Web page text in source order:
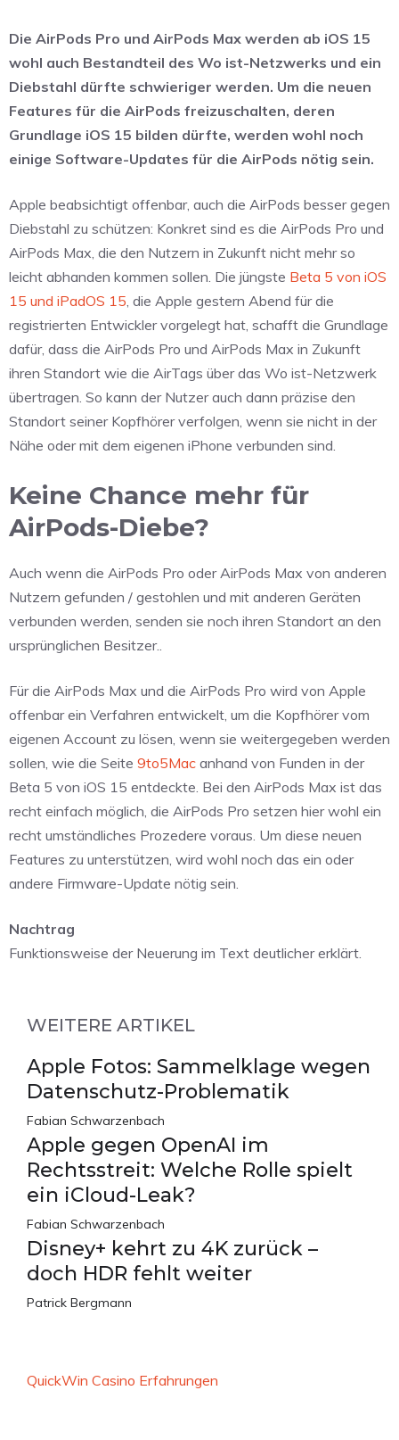
Die AirPods Pro und AirPods Max werden ab iOS 15
wohl auch Bestandteil des Wo ist-Netzwerks und ein
Diebstahl dürfte schwieriger werden. Um die neuen
Features für die AirPods freizuschalten, deren
Grundlage iOS 15 bilden dürfte, werden wohl noch
einige Software-Updates für die AirPods nötig sein.
Apple beabsichtigt offenbar, auch die AirPods besser gegen
Diebstahl zu schützen: Konkret sind es die AirPods Pro und
AirPods Max, die den Nutzern in Zukunft nicht mehr so
leicht abhanden kommen sollen. Die jüngste Beta 5 von iOS
15 und iPadOS 15, die Apple gestern Abend für die
registrierten Entwickler vorgelegt hat, schafft die Grundlage
dafür, dass die AirPods Pro und AirPods Max in Zukunft
ihren Standort wie die AirTags über das Wo ist-Netzwerk
übertragen. So kann der Nutzer auch dann präzise den
Standort seiner Kopfhörer verfolgen, wenn sie nicht in der
Nähe oder mit dem eigenen iPhone verbunden sind.
Keine Chance mehr für
AirPods-Diebe?
Auch wenn die AirPods Pro oder AirPods Max von anderen
Nutzern gefunden / gestohlen und mit anderen Geräten
verbunden werden, senden sie noch ihren Standort an den
ursprünglichen Besitzer..
Für die AirPods Max und die AirPods Pro wird von Apple
offenbar ein Verfahren entwickelt, um die Kopfhörer vom
eigenen Account zu lösen, wenn sie weitergegeben werden
sollen, wie die Seite 9to5Mac anhand von Funden in der
Beta 5 von iOS 15 entdeckte. Bei den AirPods Max ist das
recht einfach möglich, die AirPods Pro setzen hier wohl ein
recht umständliches Prozedere voraus. Um diese neuen
Features zu unterstützen, wird wohl noch das ein oder
andere Firmware-Update nötig sein.
Nachtrag
Funktionsweise der Neuerung im Text deutlicher erklärt.
WEITERE ARTIKEL
Apple Fotos: Sammelklage wegen
Datenschutz-Problematik
Fabian Schwarzenbach
Apple gegen OpenAI im
Rechtsstreit: Welche Rolle spielt
ein iCloud-Leak?
Fabian Schwarzenbach
Disney+ kehrt zu 4K zurück –
doch HDR fehlt weiter
Patrick Bergmann
QuickWin Casino Erfahrungen